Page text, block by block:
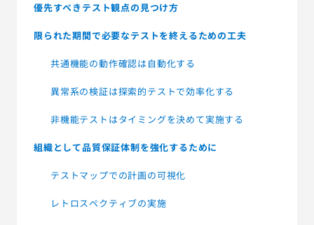
優先すべきテスト観点の見つけ方
限られた期間で必要なテストを終えるための工夫
共通機能の動作確認は自動化する
異常系の検証は探索的テストで効率化する
非機能テストはタイミングを決めて実施する
組織として品質保証体制を強化するために
テストマップでの計画の可視化
レトロスペクティブの実施